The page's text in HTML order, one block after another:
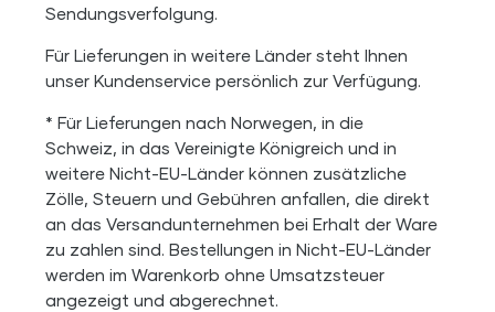
Sendungsverfolgung.
Für Lieferungen in weitere Länder steht Ihnen
unser Kundenservice persönlich zur Verfügung.
* Für Lieferungen nach Norwegen, in die
Schweiz, in das Vereinigte Königreich und in
weitere Nicht-EU-Länder können zusätzliche
Zölle, Steuern und Gebühren anfallen, die direkt
an das Versandunternehmen bei Erhalt der Ware
zu zahlen sind. Bestellungen in Nicht-EU-Länder
werden im Warenkorb ohne Umsatzsteuer
angezeigt und abgerechnet.